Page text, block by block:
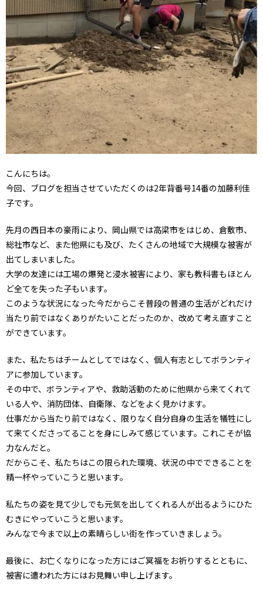
こんにちは。
今回、ブログを担当させていただくのは2年背番号14番の加藤利佳
子です。
先月の西日本の豪雨により、岡山県では高梁市をはじめ、倉敷市、
総社市など、また他県にも及び、たくさんの地域で大規模な被害が
出てしまいました。
大学の友達には工場の爆発と浸水被害により、家も教科書もほとん
ど全てを失った子もいます。
このような状況になった今だからこそ普段の普通の生活がどれだけ
当たり前ではなくありがたいことだったのか、改めて考え直すこと
ができています。
また、私たちはチームとしてではなく、個人有志としてボランティ
アに参加しています。
その中で、ボランティアや、救助活動のために他県から来てくれて
いる人や、消防団体、自衛隊、などをよく見かけます。
仕事だから当たり前ではなく、限りなく自分自身の生活を犠牲にし
て来てくださってることを身にしみて感じています。これこそが協
力なんだと。
だからこそ、私たちはこの限られた環境、状況の中でできることを
精一杯やっていこうと思います。
私たちの姿を見て少しでも元気を出してくれる人が出るようにひた
むきにやっていこうと思います。
みんなで今まで以上の素晴らしい街を作っていきましょう。
最後に、お亡くなりになった方にはご冥福をお祈りするとともに、
被害に遭われた方にはお見舞い申し上げます。